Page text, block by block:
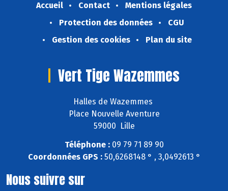
Accueil Contact
Mentions légales
Protection des données
CGU
Gestion des cookies
Plan du site
Vert Tige Wazemmes
Halles de Wazemmes
Place Nouvelle Aventure
59000 Lille
Téléphone :09 79 71 89 90
Coordonnées GPS :50,6268148 ° , 3,0492613 °
Nous suivre sur